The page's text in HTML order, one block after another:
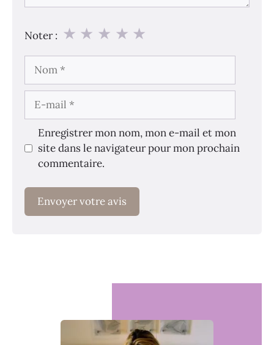
Noter : ★
★
★
★
★
Nom
E-
mail
Enregistrer mon nom, mon e-mail et mon
site dans le navigateur pour mon prochain
commentaire.